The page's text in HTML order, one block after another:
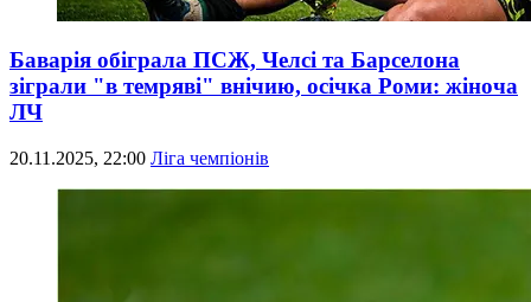
Баварія обіграла ПСЖ, Челсі та Барселона
зіграли "в темряві" внічию, осічка Роми: жіноча
ЛЧ
20.11.2025, 22:00 Ліга чемпіонів